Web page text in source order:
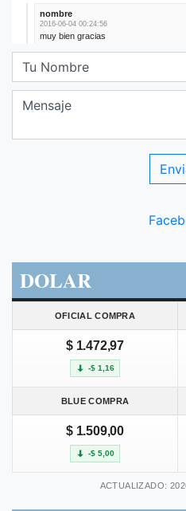
DOLAR
OFICIAL COMPRA
$ 1.472,97
-$ 1,16
BLUE COMPRA
$ 1.509,00
-$ 5,00
ACTUALIZADO: